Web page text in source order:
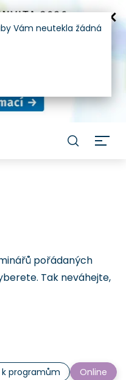
pořádaných
Tak neváhejte,
k programům
Online
Vám neutekla žádná